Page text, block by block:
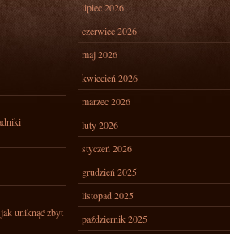
uniknąć zbyt
lipiec 2026
czerwiec 2026
maj 2026
kwiecień 2026
marzec 2026
luty 2026
styczeń 2026
grudzień 2025
listopad 2025
październik 2025